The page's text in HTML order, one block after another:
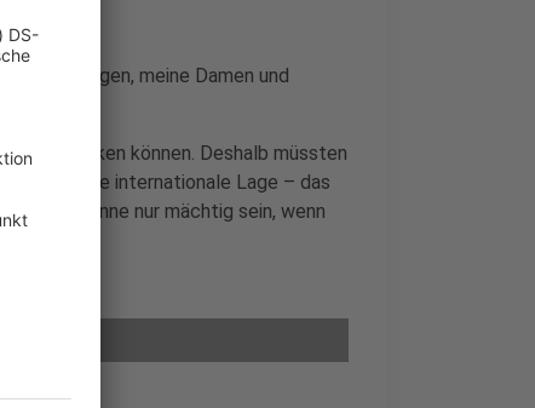
Morgen, meine Damen und
bewirken können. Deshalb müssten
„Die internationale Lage – das
könne nur mächtig sein, wenn